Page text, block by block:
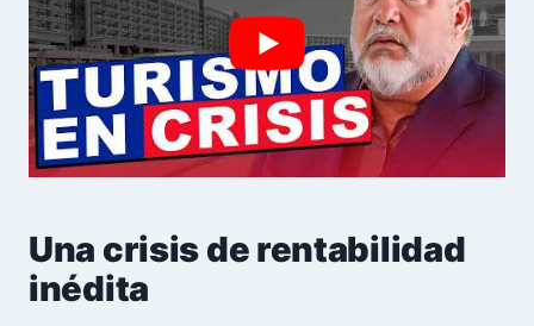
Una crisis de rentabilidad
inédita